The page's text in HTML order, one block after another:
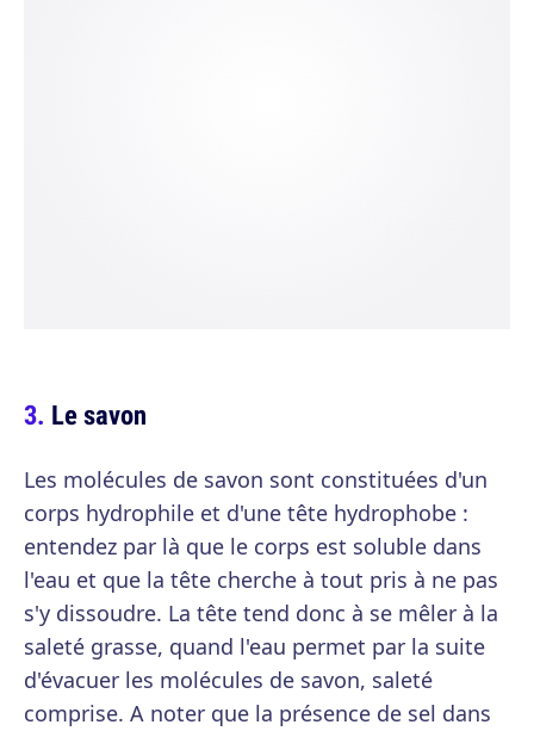
Le savon
Les molécules de savon sont constituées d'un
corps hydrophile et d'une tête hydrophobe :
entendez par là que le corps est soluble dans
l'eau et que la tête cherche à tout pris à ne pas
s'y dissoudre. La tête tend donc à se mêler à la
saleté grasse, quand l'eau permet par la suite
d'évacuer les molécules de savon, saleté
comprise. A noter que la présence de sel dans